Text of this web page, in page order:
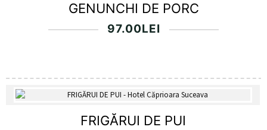
GENUNCHI DE PORC
97.00LEI
FRIGĂRUI DE PUI